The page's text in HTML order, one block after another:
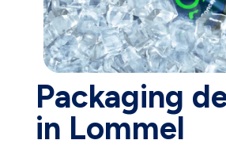
Packaging
in Lommel